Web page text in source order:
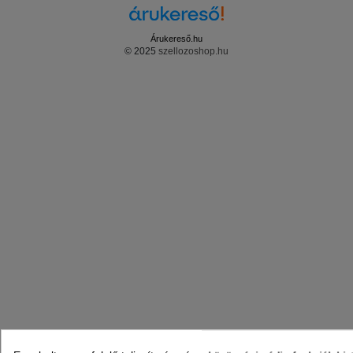
karbantarthatók, így komfortos és egyszerű használatot biztosítanak.
Az ügyfélszolgálatuk segítőkész és felkészült munkatársakból áll, akik
Összességében a Blauberg márka magas minőséget, hatékonyságot
Árukereső.hu
© 2025 szellozoshop.hu